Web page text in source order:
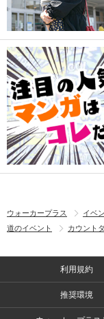
ウォーカープラス イベ
道のイベント
カウント
利用規約
推奨環境